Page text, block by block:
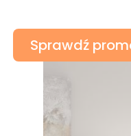
Sprawdź